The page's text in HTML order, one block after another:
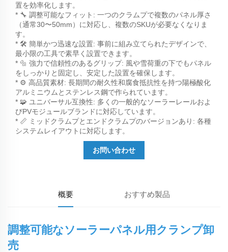
置を効率化します。
* 🔧 調整可能なフィット: 一つのクラムプで複数のパネル厚さ
（通常30〜50mm）に対応し、複数のSKUが必要なくなりま
す。
* 🛠️ 簡単かつ迅速な設置: 事前に組み立てられたデザインで、
最小限の工具で素早く設置できます。
* 🔩 強力で信頼性のあるグリップ: 風や雪荷重の下でもパネル
をしっかりと固定し、安定した設置を確保します。
* ⚙️ 高品質素材: 長期間の耐久性和腐食抵抗性を持つ陽極酸化
アルミニウムとステンレス鋼で作られています。
* 🧩 ユニバーサル互換性: 多くの一般的なソーラーレールおよ
びPVモジュールブランドに対応しています。
* 📏 ミッドクラムプとエンドクラムプのバージョンあり: 各種
システムレイアウトに対応します。
お問い合わせ
概要 おすすめ製品
調整可能なソーラーパネル用クランプ卸
売